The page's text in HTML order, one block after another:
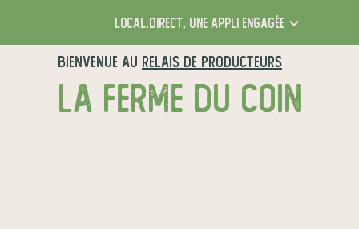
local.direct, une appli engagée
BIENVENUE AU RELAIS DE PRODUCTEURS
LA FERME DU COIN